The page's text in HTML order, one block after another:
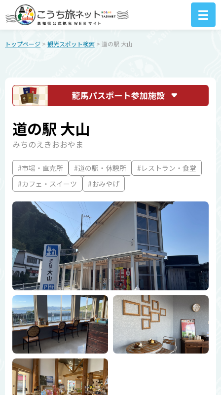
トップページ > 観光スポット検索 > 道の駅 大山
道の駅 大山
みちのえきおおやま
#市場・直売所 #道の駅・休憩所
#レストラン・食堂
#カフェ・スイーツ
#おみやげ